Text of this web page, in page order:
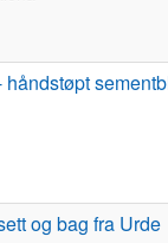
og bag fra Urde